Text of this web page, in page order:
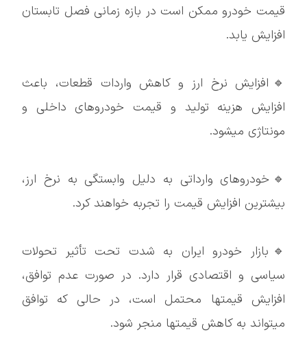
قیمت خودرو ممکن است در بازه زمانی فصل تابستان
افزایش یابد.
🔹افزایش نرخ ارز و کاهش واردات قطعات، باعث
افزایش هزینه تولید و قیمت خودروهای داخلی و
مونتاژی میشود.
🔹خودروهای وارداتی به دلیل وابستگی به نرخ ارز،
بیشترین افزایش قیمت را تجربه خواهند کرد.
🔹بازار خودرو ایران به شدت تحت تأثیر تحولات
سیاسی و اقتصادی قرار دارد. در صورت عدم توافق،
افزایش قیمتها محتمل است، در حالی که توافق
میتواند به کاهش قیمتها منجر شود.